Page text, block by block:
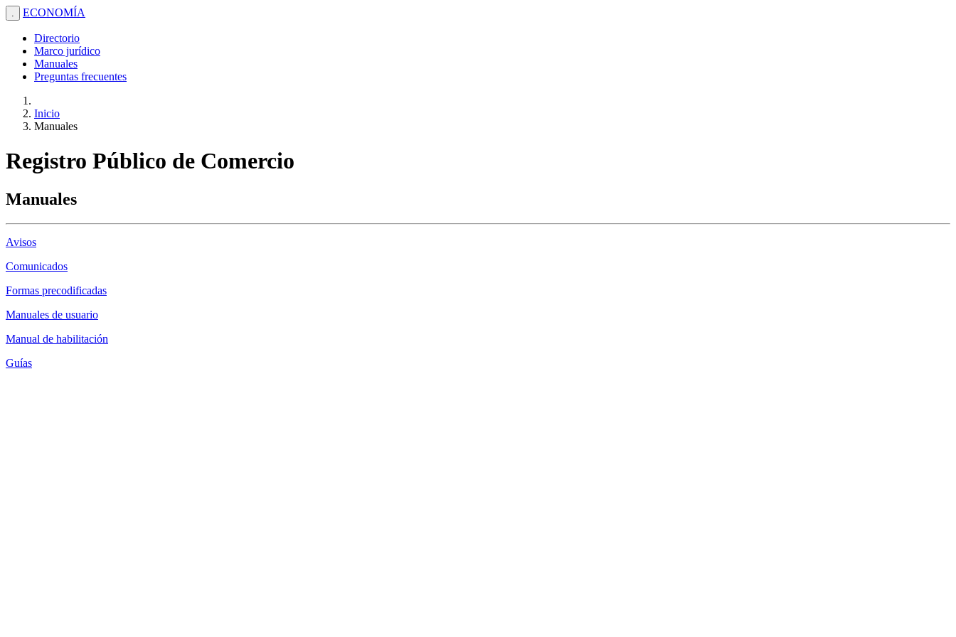
. ECONOMÍA
Directorio
Marco jurídico
Manuales
Preguntas frecuentes
Inicio
Manuales
Registro Público de Comercio
Manuales
Avisos
Comunicados
Formas precodificadas
Manuales de usuario
Manual de habilitación
Guías